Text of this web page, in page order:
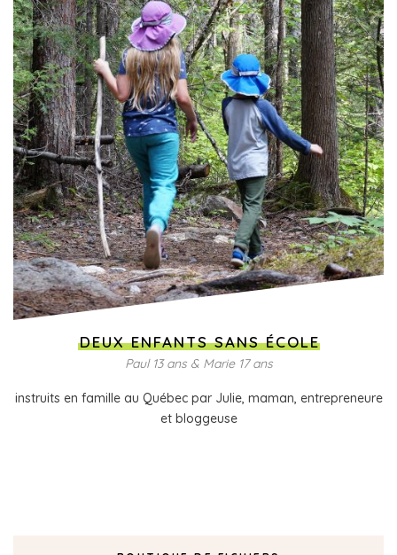
DEUX ENFANTS SANS ÉCOLE
Paul 13 ans & Marie 17 ans
instruits en famille au Québec par Julie, maman, entrepreneure
et bloggeuse